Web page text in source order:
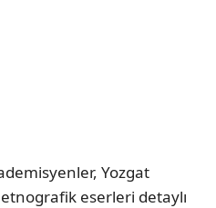
Yozgat
eserleri detaylı